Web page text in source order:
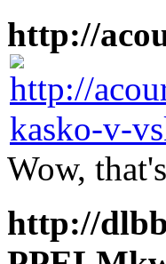
http://
Wow,
http://